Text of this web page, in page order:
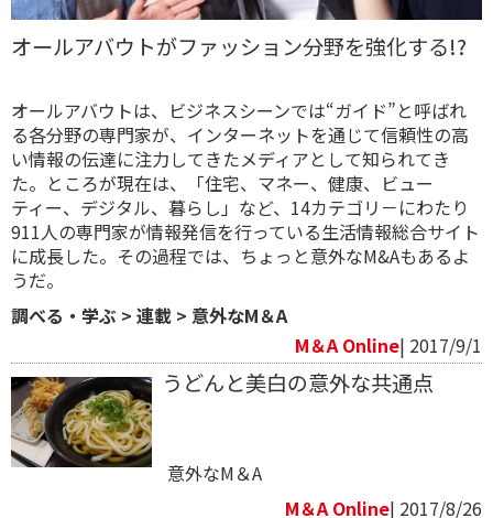
オールアバウトがファッション分野を強化する!?
オールアバウトは、ビジネスシーンでは“ガイド”と呼ばれ
る各分野の専門家が、インターネットを通じて信頼性の高
い情報の伝達に注力してきたメディアとして知られてき
た。ところが現在は、「住宅、マネー、健康、ビュー
ティー、デジタル、暮らし」など、14カテゴリ－にわたり
911人の専門家が情報発信を行っている生活情報総合サイト
に成長した。その過程では、ちょっと意外なM&Aもあるよ
うだ。
調べる・学ぶ > 連載 > 意外なM＆A
M＆A Online| 2017/9/1
うどんと美白の意外な共通点
意外なM＆A
M＆A Online| 2017/8/26